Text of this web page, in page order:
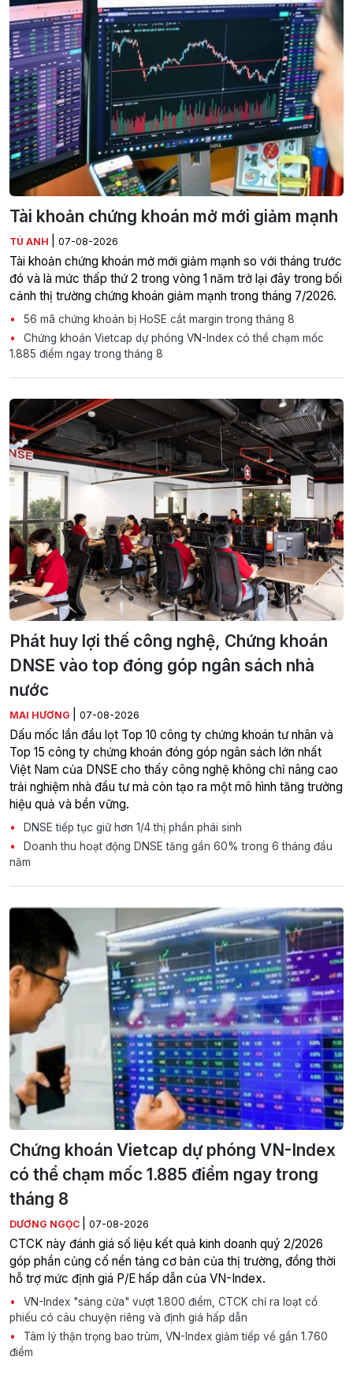
Tài khoản chứng khoán mở mới giảm mạnh
TÚ ANH 07-08-2026
Tài khoản chứng khoán mở mới giảm mạnh so với tháng trước
đó và là mức thấp thứ 2 trong vòng 1 năm trở lại đây trong bối
cảnh thị trường chứng khoán giảm mạnh trong tháng 7/2026.
56 mã chứng khoán bị HoSE cắt margin trong tháng 8
Chứng khoán Vietcap dự phóng VN-Index có thể chạm mốc
1.885 điểm ngay trong tháng 8
Phát huy lợi thế công nghệ, Chứng khoán
DNSE vào top đóng góp ngân sách nhà
nước
MAI HƯƠNG 07-08-2026
Dấu mốc lần đầu lọt Top 10 công ty chứng khoán tư nhân và
Top 15 công ty chứng khoán đóng góp ngân sách lớn nhất
Việt Nam của DNSE cho thấy công nghệ không chỉ nâng cao
trải nghiệm nhà đầu tư mà còn tạo ra một mô hình tăng trưởng
hiệu quả và bền vững.
DNSE tiếp tục giữ hơn 1/4 thị phần phái sinh
Doanh thu hoạt động DNSE tăng gần 60% trong 6 tháng đầu
năm
Chứng khoán Vietcap dự phóng VN-Index
có thể chạm mốc 1.885 điểm ngay trong
tháng 8
DƯƠNG NGỌC 07-08-2026
CTCK này đánh giá số liệu kết quả kinh doanh quý 2/2026
góp phần củng cố nền tảng cơ bản của thị trường, đồng thời
hỗ trợ mức định giá P/E hấp dẫn của VN-Index.
VN-Index "sáng cửa" vượt 1.800 điểm, CTCK chỉ ra loạt cổ
phiếu có câu chuyện riêng và định giá hấp dẫn
Tâm lý thận trọng bao trùm, VN-Index giảm tiếp về gần 1.760
điểm